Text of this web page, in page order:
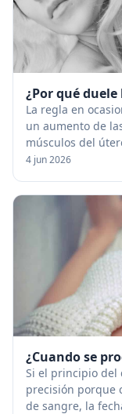
¿Por qué duele
La regla en
un aumento de
músculos del
4 jun 2026
¿Cuando se
Si el principio del
precisión porque
de sangre, la